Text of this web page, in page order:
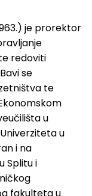
je prorektor
redoviti
se
te
u
u
i na
Splitu i
fakulteta u